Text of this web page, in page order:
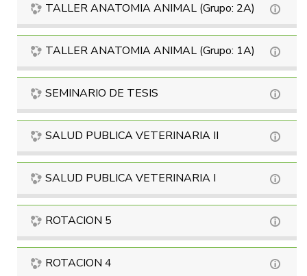
TALLER ANATOMIA ANIMAL (Grupo: 2A)
TALLER ANATOMIA ANIMAL (Grupo: 1A)
SEMINARIO DE TESIS
SALUD PUBLICA VETERINARIA II
SALUD PUBLICA VETERINARIA I
ROTACION 5
ROTACION 4